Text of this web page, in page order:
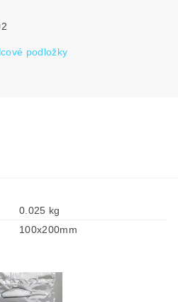
podložky
0.025 kg
100x200mm